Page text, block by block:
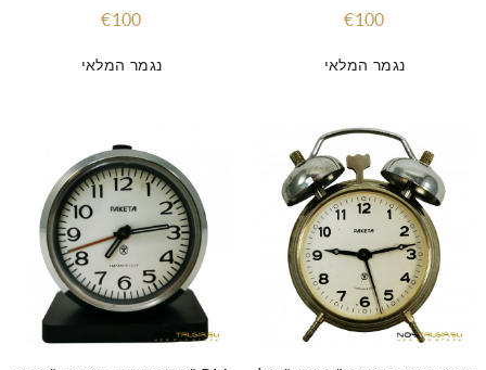
נגמר המלאי
€100
נגמר המלאי
€100